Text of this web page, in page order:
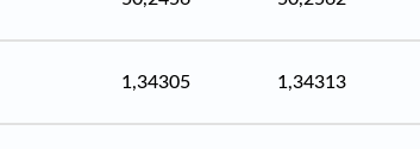
1,34305 1,34313